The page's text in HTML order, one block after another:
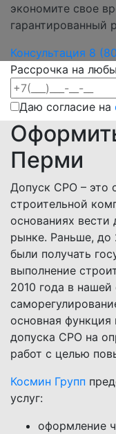
экономите свое
гарантированный
Консультация 8
Рассрочка на
Даю согласие на
Перми
Допуск СРО – это
строительной
основаниях вести
рынке. Раньше, до
были получать
выполнение
2010 года в
основная функция
допуска СРО на
работ с целью
Космин Групп
услуг:
оформление